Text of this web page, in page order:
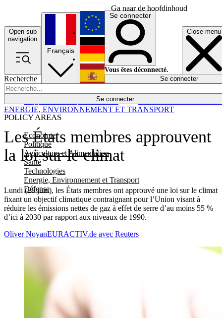
Ga naar de hoofdinhoud
Open sub
navigation
Close menu
Recherche
Se connecter
POLICY AREAS
Economie
Politique
Agriculture et Alimentation
Santé
Technologies
Energie, Environnement et Transport
Défense
Économie
Français
English
Deutsch
Español
Se connecter
Vous êtes déconnecté.
Se connecter
Les États membres approuvent
la loi sur le climat
Lundi (28 juin), les États membres ont approuvé une loi sur le climat
fixant un objectif climatique contraignant pour l’Union visant à
réduire les émissions nettes de gaz à effet de serre d’au moins 55 %
d’ici à 2030 par rapport aux niveaux de 1990.
ENERGIE, ENVIRONNEMENT ET TRANSPORT
Oliver NoyanEURACTIV.de avec Reuters